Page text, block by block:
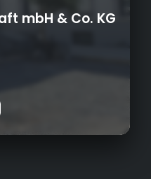
mbH & Co. KG